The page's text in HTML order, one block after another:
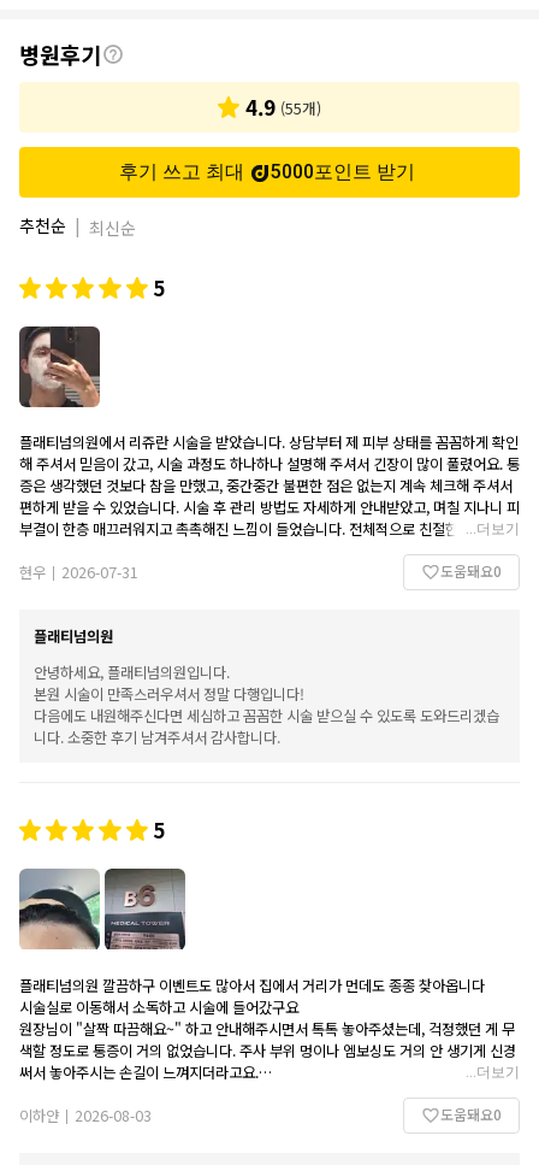
후
기
병원후기
4.9 (55개)
후기 쓰고 최대 5000포인트 받기
추천순 | 최신순
5
플래티넘의원에서 리쥬란 시술을 받았습니다. 상담부터 제 피부 상태를 꼼꼼하게 확인
해 주셔서 믿음이 갔고, 시술 과정도 하나하나 설명해 주셔서 긴장이 많이 풀렸어요. 통
증은 생각했던 것보다 참을 만했고, 중간중간 불편한 점은 없는지 계속 체크해 주셔서
편하게 받을 수 있었습니다. 시술 후 관리 방법도 자세하게 안내받았고, 며칠 지나니 피
부결이 한층 매끄러워지고 촉촉해진 느낌이 들었습니다. 전체적으로 친절한 응대와 세
심한 케어가 만족스러웠고, 다음에도 피부 관리가 필요하면 다시 방문하고 싶은 곳입
니다.저렴한 가격으로 시술희망하시면 방문해보세요!
...더보기
현우 2026-07-31 도움돼요0
플래티넘의원
안녕하세요, 플래티넘의원입니다.
본원 시술이 만족스러우셔서 정말 다행입니다!
다음에도 내원해주신다면 세심하고 꼼꼼한 시술 받으실 수 있도록 도와드리겠습
니다. 소중한 후기 남겨주셔서 감사합니다.
5
플래티넘의원 깔끔하구 이벤트도 많아서 집에서 거리가 먼데도 종종 찾아옵니다
시술실로 이동해서 소독하고 시술에 들어갔구요
원장님이 "살짝 따끔해요~" 하고 안내해주시면서 톡톡 놓아주셨는데, 걱정했던 게 무
색할 정도로 통증이 거의 없었습니다. 주사 부위 멍이나 엠보싱도 거의 안 생기게 신경
써서 놓아주시는 손길이 느껴지더라고요.
저처럼 주사 통증 때문에 망설이셨거나, 과잉 진료 없이 꼼꼼하게 봐주는 곳 찾으시는
더보기
이하얀 | 2026-08-03 도움돼요0